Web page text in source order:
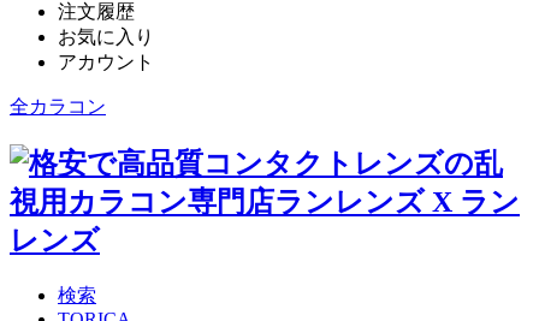
注文履歴
お気に入り
アカウント
全カラコン
検索